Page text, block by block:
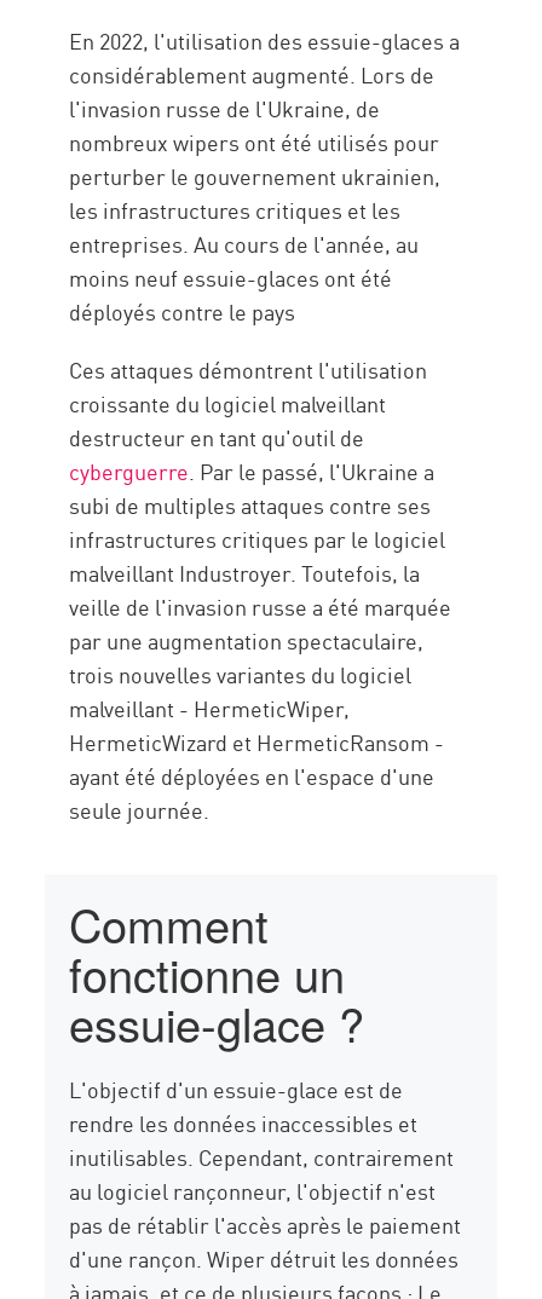
En 2022, l'utilisation des essuie-glaces a
considérablement augmenté. Lors de
l'invasion russe de l'Ukraine, de
nombreux wipers ont été utilisés pour
perturber le gouvernement ukrainien,
les infrastructures critiques et les
entreprises. Au cours de l'année, au
moins neuf essuie-glaces ont été
déployés contre le pays
Ces attaques démontrent l'utilisation
croissante du logiciel malveillant
destructeur en tant qu'outil de
cyberguerre. Par le passé, l'Ukraine a
subi de multiples attaques contre ses
infrastructures critiques par le logiciel
malveillant Industroyer. Toutefois, la
veille de l'invasion russe a été marquée
par une augmentation spectaculaire,
trois nouvelles variantes du logiciel
malveillant - HermeticWiper,
HermeticWizard et HermeticRansom -
ayant été déployées en l'espace d'une
seule journée.
Comment
fonctionne un
essuie-glace ?
L'objectif d'un essuie-glace est de
rendre les données inaccessibles et
inutilisables. Cependant, contrairement
au logiciel rançonneur, l'objectif n'est
pas de rétablir l'accès après le paiement
d'une rançon. Wiper détruit les données
à jamais, et ce de plusieurs façons : Le